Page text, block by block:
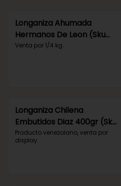
Longaniza Ahumada
Hermanos De Leon (Sku
296)
Venta por 1/4 kg.
Longaniza Chilena
Embutidos Diaz 400gr (Sku
430)
Producto venezolano, venta por
display.